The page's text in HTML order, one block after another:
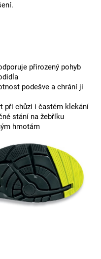
přirozený pohyb
podešve a chrání ji
při chůzi i častém klekání
stání na žebříku
hmotám